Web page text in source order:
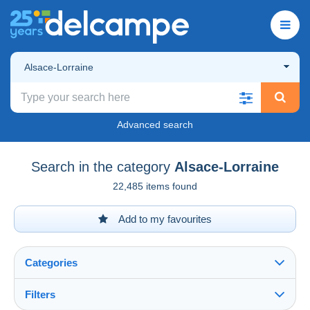
Alsace-Lorraine
Advanced search
Search in the category Alsace-Lorraine
22,485 items found
Add to my favourites
Categories
Filters